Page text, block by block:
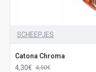
SCHEEPJES
Catona Chroma
4,30€ 4,50€